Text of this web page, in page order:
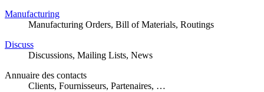
Manufacturing
Manufacturing Orders, Bill of Materials, Routings
Discuss
Discussions, Mailing Lists, News
Annuaire des contacts
Clients, Fournisseurs, Partenaires, …